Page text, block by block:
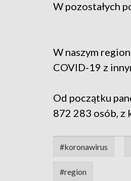
W pozostałych
W naszym
COVID-19 z
Od początku
872 283 osób, z
#koronawirus
#region